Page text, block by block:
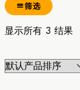
筛选
显示所有 3 结果